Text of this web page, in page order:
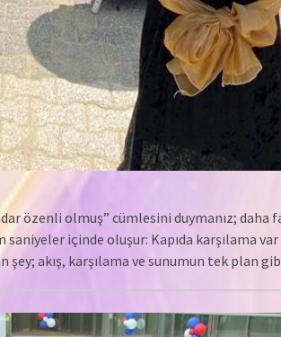
özenli olmuş” cümlesini duymanız; daha
içinde oluşur: Kapıda karşılama var
akış, karşılama ve sunumun tek plan gibi